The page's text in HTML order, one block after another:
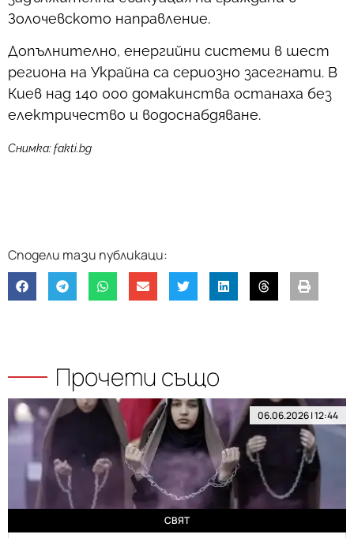
Золочевското направление.
Допълнително, енергийни системи в шест
региона на Украйна са сериозно засегнати. В
Киев над 140 000 домакинства останаха без
електричество и водоснабдяване.
Снимка: fakti.bg
Прочети също
06.06.2026 | 12:44
СВЯТ